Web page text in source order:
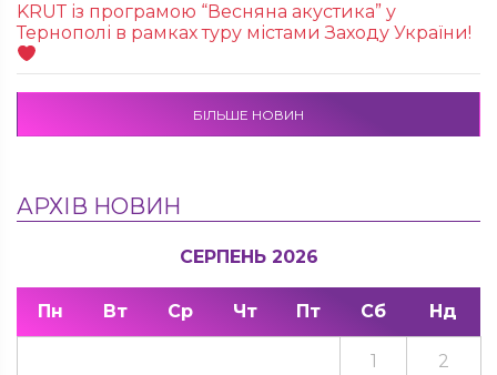
KRUТ із програмою “Весняна акустика” у
Тернополі в рамках туру містами Заходу України!
БІЛЬШЕ НОВИН
АРХІВ НОВИН
СЕРПЕНЬ 2026
Пн Вт Ср Чт Пт Сб Нд
1 2